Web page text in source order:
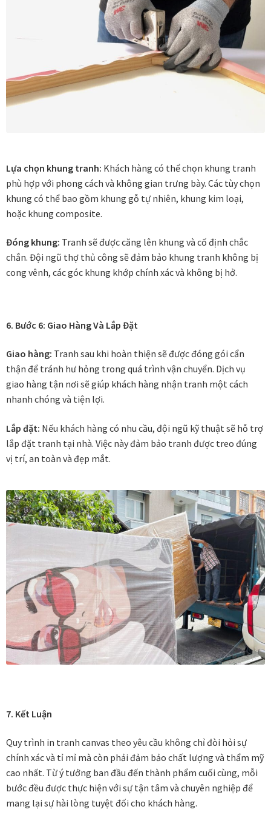
Quà tặng đối tác nước ngoài
Quà Tết Doanh nghiệp 2026
Quy định khu vực giao hàng
Tài khoản
test
TẾT 2025
Thông tin chung & hỗ trợ
Tối ưu chất lượng hình ảnh
Trang mẫu
Tranh biểu tượng văn hoá Việt Nam
Tranh dán tường
Tranh nhà mẫu dự án
Tranh nhà ở cao cấp
Tranh trang trí văn phòng
Tranh treo khách sạn
Tranh hoa sen treo phòng thờ
Tranh phòng khách hiện đại
Tranh sơn dầu cao cấp
Tranh sơn mài phòng khách
Tranh tặng đối tác
Lựa chọn khung tranh: Khách hàng có thể chọn khung tranh
phù hợp với phong cách và không gian trưng bày. Các tùy chọn
khung có thể bao gồm khung gỗ tự nhiên, khung kim loại,
hoặc khung composite.
Đóng khung: Tranh sẽ được căng lên khung và cố định chắc
chắn. Đội ngũ thợ thủ công sẽ đảm bảo khung tranh không bị
cong vênh, các góc khung khớp chính xác và không bị hở.
6. Bước 6: Giao Hàng Và Lắp Đặt
Giao hàng: Tranh sau khi hoàn thiện sẽ được đóng gói cẩn
thận để tránh hư hỏng trong quá trình vận chuyển. Dịch vụ
giao hàng tận nơi sẽ giúp khách hàng nhận tranh một cách
nhanh chóng và tiện lợi.
Lắp đặt: Nếu khách hàng có nhu cầu, đội ngũ kỹ thuật sẽ hỗ trợ
lắp đặt tranh tại nhà. Việc này đảm bảo tranh được treo đúng
vị trí, an toàn và đẹp mắt.
7. Kết Luận
Quy trình in tranh canvas theo yêu cầu không chỉ đòi hỏi sự
chính xác và tỉ mỉ mà còn phải đảm bảo chất lượng và thẩm mỹ
cao nhất. Từ ý tưởng ban đầu đến thành phẩm cuối cùng, mỗi
bước đều được thực hiện với sự tận tâm và chuyên nghiệp để
mang lại sự hài lòng tuyệt đối cho khách hàng.